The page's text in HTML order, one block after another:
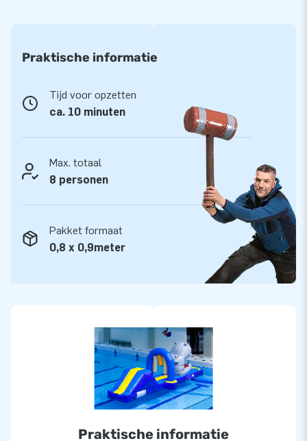
Al ruim 15 jaar laat JB mensen een gat in de lucht springen.
team van designers, ontwikkelaars en logistiek medewerkers.
Zij leveren keer op keer unieke opblaasattracties op grootse
wijze! Onze klanten kunnen vertrouwen op onze
professionele service en levering. We worden niet voor niets
‘creators of greatness’ genoemd.
Praktische informatie
Tijd voor opzetten
ca. 10 minuten
Max. totaal
8 personen
Pakket formaat
0,8 x 0,9meter
Praktische informatie